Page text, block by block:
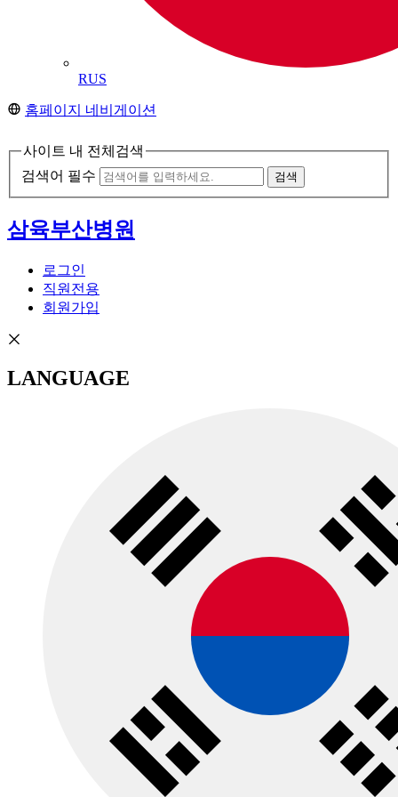
RUS
홈페이지 네비게이션
사이트 내 전체검색
검색어 필수
검색
삼육부산병원
로그인
직원전용
회원가입
LANGUAGE